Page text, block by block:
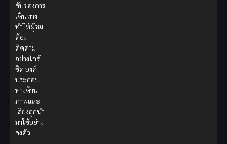
ลับของการ
เดินทาง
ทำให้ผู้ชม
ต้อง
ติดตาม
อย่างใกล้
ชิด องค์
ประกอบ
ทางด้าน
ภาพและ
เสียงถูกนำ
มาใช้อย่าง
ลงตัว